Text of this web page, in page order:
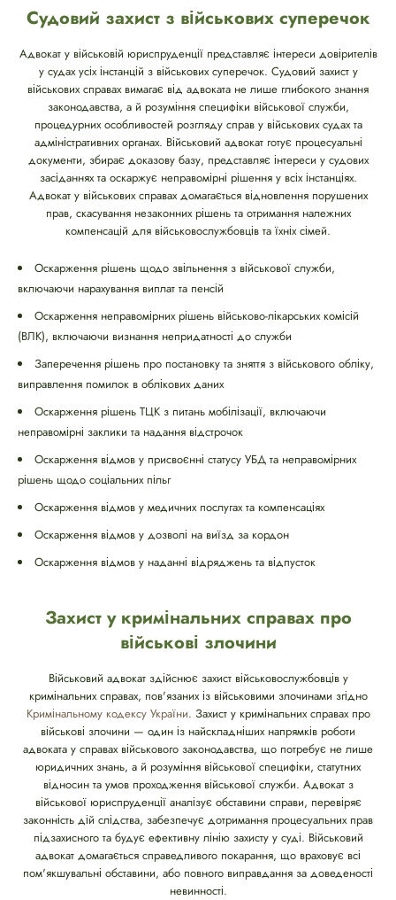
Судовий захист з військових суперечок
Адвокат у військовій юриспруденції представляє інтереси довірителів
у судах усіх інстанцій з військових суперечок. Судовий захист у
військових справах вимагає від адвоката не лише глибокого знання
законодавства, а й розуміння специфіки військової служби,
процедурних особливостей розгляду справ у військових судах та
адміністративних органах. Військовий адвокат готує процесуальні
документи, збирає доказову базу, представляє інтереси у судових
засіданнях та оскаржує неправомірні рішення у всіх інстанціях.
Адвокат у військових справах домагається відновлення порушених
прав, скасування незаконних рішень та отримання належних
компенсацій для військовослужбовців та їхніх сімей.
Оскарження рішень щодо звільнення з військової служби,
включаючи нарахування виплат та пенсій
Оскарження неправомірних рішень військово-лікарських комісій
(ВЛК), включаючи визнання непридатності до служби
Заперечення рішень про постановку та зняття з військового обліку,
виправлення помилок в облікових даних
Оскарження рішень ТЦК з питань мобілізації, включаючи
неправомірні заклики та надання відстрочок
Оскарження відмов у присвоєнні статусу УБД та неправомірних
рішень щодо соціальних пільг
Оскарження відмов у медичних послугах та компенсаціях
Оскарження відмов у дозволі на виїзд за кордон
Оскарження відмов у наданні відряджень та відпусток
Захист у кримінальних справах про
військові злочини
Військовий адвокат здійснює захист військовослужбовців у
кримінальних справах, пов'язаних із військовими злочинами згідно
Кримінальному кодексу України. Захист у кримінальних справах про
військові злочини — один із найскладніших напрямків роботи
адвоката у справах військового законодавства, що потребує не лише
юридичних знань, а й розуміння військової специфіки, статутних
відносин та умов проходження військової служби. Адвокат з
військової юриспруденції аналізує обставини справи, перевіряє
законність дій слідства, забезпечує дотримання процесуальних прав
підзахисного та будує ефективну лінію захисту у суді. Військовий
адвокат домагається справедливого покарання, що враховує всі
пом'якшувальні обставини, або повного виправдання за доведеності
невинності.